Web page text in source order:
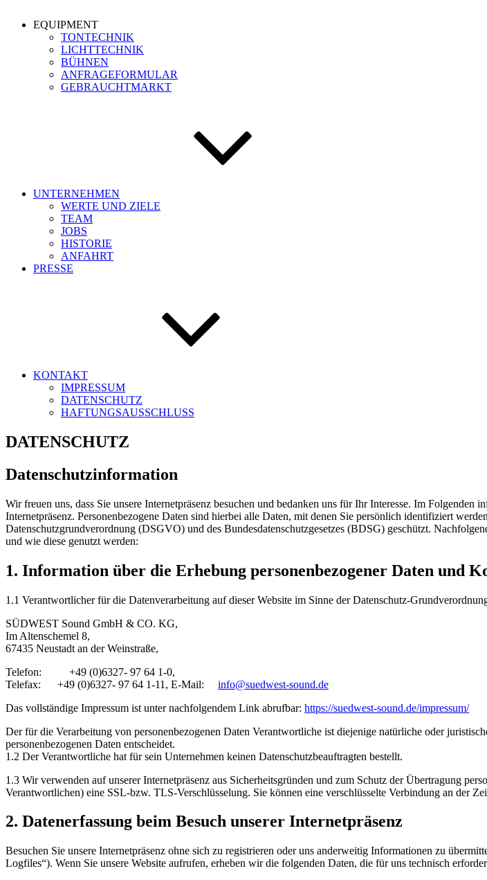
EQUIPMENT
TONTECHNIK
LICHTTECHNIK
BÜHNEN
ANFRAGEFORMULAR
GEBRAUCHTMARKT
UNTERNEHMEN
WERTE UND ZIELE
TEAM
JOBS
HISTORIE
ANFAHRT
PRESSE
KONTAKT
IMPRESSUM
DATENSCHUTZ
HAFTUNGSAUSSCHLUSS
DATENSCHUTZ
Datenschutzinformation
Wir freuen uns, dass Sie unsere Internetpräsenz besuchen und bedanken uns für Ihr Interesse. Im
Internetpräsenz. Personenbezogene Daten sind hierbei alle Daten, mit denen Sie persönlich identifiziert
Datenschutzgrundverordnung (DSGVO) und des Bundesdatenschutzgesetzes (BDSG) geschützt.
und wie diese genutzt werden:
1. Information über die Erhebung personenbezogener Daten und
1.1 Verantwortlicher für die Datenverarbeitung auf dieser Website im Sinne der Datenschutz-
SÜDWEST Sound GmbH & CO. KG,
Im Altenschemel 8,
67435 Neustadt an der Weinstraße,
Telefon: +49 (0)6327- 97 64 1-0,
Telefax: +49 (0)6327- 97 64 1-11, E-Mail: info@suedwest-sound.de
Das vollständige Impressum ist unter nachfolgendem Link abrufbar: https://suedwest-sound.de/impressum/
Der für die Verarbeitung von personenbezogenen Daten Verantwortliche ist diejenige natürliche oder
personenbezogenen Daten entscheidet.
1.2 Der Verantwortliche hat für sein Unternehmen keinen Datenschutzbeauftragten bestellt.
1.3 Wir verwenden auf unserer Internetpräsenz aus Sicherheitsgründen und zum Schutz der Übertragung
Verantwortlichen) eine SSL-bzw. TLS-Verschlüsselung. Sie können eine verschlüsselte Verbindung an der
2. Datenerfassung beim Besuch unserer Internetpräsenz
Besuchen Sie unsere Internetpräsenz ohne sich zu registrieren oder uns anderweitig Informationen zu
Logfiles“). Wenn Sie unsere Website aufrufen, erheben wir die folgenden Daten, die für uns technisch